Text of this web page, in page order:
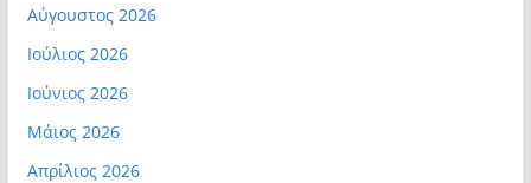
Αύγουστος 2026
Ιούλιος 2026
Ιούνιος 2026
Μάιος 2026
Απρίλιος 2026